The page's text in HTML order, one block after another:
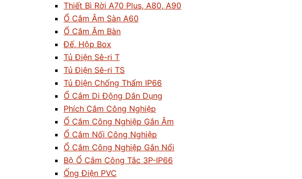
Thiết Bì Rời A70 Plus, A80, A90
Ổ Cắm Âm Sàn A60
Ổ Cắm Âm Bàn
Đế, Hộp Box
Tủ Điện Sê-ri T
Tủ Điện Sê-ri TS
Tủ Điện Chống Thấm IP66
Ổ Cắm Di Động Dân Dụng
Phích Cắm Công Nghiệp
Ổ Cắm Công Nghiệp Gắn Âm
Ổ Cắm Nối Công Nghiệp
Ổ Cắm Công Nghiệp Gắn Nổi
Bộ Ổ Cắm Công Tắc 3P-IP66
Ống Điện PVC